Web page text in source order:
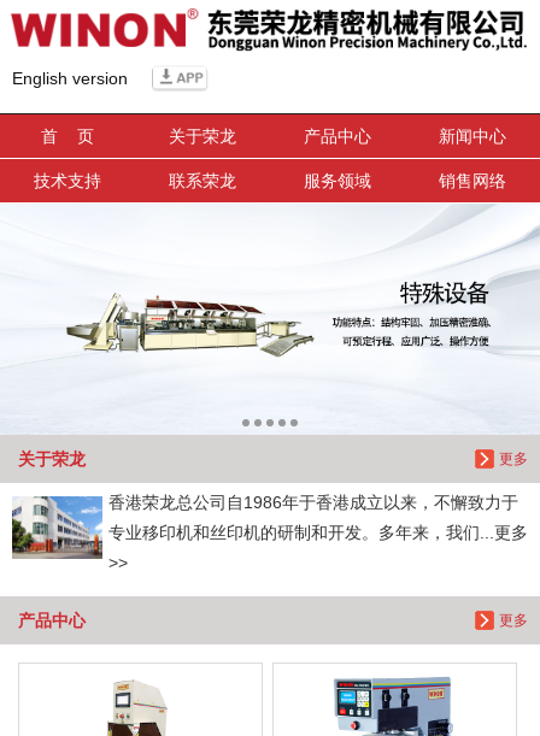
English version
首 页 关于荣龙 产品中心 新闻中心
技术支持 联系荣龙 服务领域 销售网络
更多
关于荣龙
香港荣龙总公司自1986年于香港成立以来，不懈致力于
专业移印机和丝印机的研制和开发。多年来，我们...更多
>>
更多
产品中心
信息搜索
搜索